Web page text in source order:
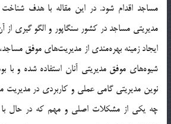
مساجد اقدام شود. در اين مقاله با هدف
مديريتي مساجد در كشور سنگاپور و الگو
ايجاد زمينه بهره‌مندي از مديريت‌هاي موفق مساجد،
شيوه‌هاي موفق مديريتي آنان استفاده شده و
نوين مديريتي گامي عملي و كاربردي در مديريت
چه يكي از مشكلات اصلي و مهم كه در حال با